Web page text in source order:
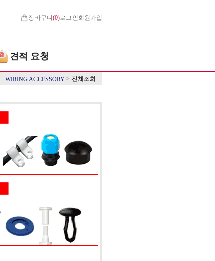
장바구니(0)로그인 회원가입
견적 요청
WIRING ACCESSORY > 전체조회